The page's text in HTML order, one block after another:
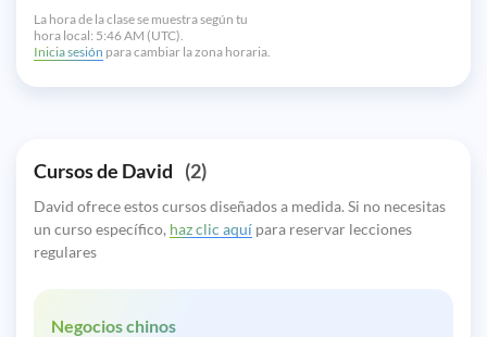
La hora de la clase se muestra según tu
hora local: 5:46 AM (UTC).
Inicia sesión para cambiar la zona horaria.
Cursos de David (2)
David ofrece estos cursos diseñados a medida. Si no necesitas
un curso específico, haz clic aquí para reservar lecciones
regulares
Negocios chinos